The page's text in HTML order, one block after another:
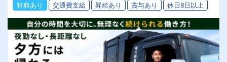
特典あり 交通費支給 昇給あり 賞与あり 休日8日以上